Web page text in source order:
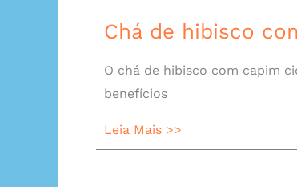
Chá de hibisco
O chá de hibisco com capim
benefícios
Leia Mais >>